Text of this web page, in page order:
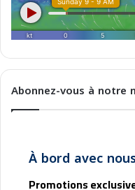
n
2
0
2
5
Abonnez-vous à notre
À bord avec
Promotions